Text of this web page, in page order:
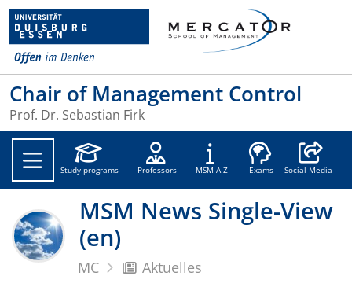
Chair of Management Control
Prof. Dr. Sebastian Firk
Study programs Professors MSM A-Z Exams
Social
Social Media
MSM News Single-View
(en)
MC Aktuelles